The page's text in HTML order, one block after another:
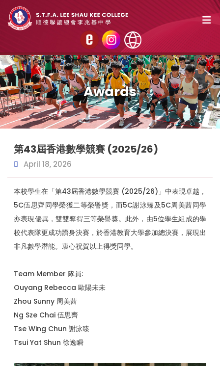
Awards
第43屆香港數學競賽 (2025/26)
April 18, 2026
本校學生在「第43屆香港數學競賽 (2025/26)」中表現卓越，
5C伍思齊同學榮獲二等榮譽獎，而5C謝泳臻及5C周美茜同學
亦表現優異，雙雙奪得三等榮譽獎。此外，由5位學生組成的學
校代表隊更成功躋身決賽，於香港教育大學參加總決賽，展現出
非凡數學潛能。衷心祝賀以上得獎同學。
Team Member 隊員:
Ouyang Rebecca 歐陽未未
Zhou Sunny 周美茜
Ng Sze Chai 伍思齊
Tse Wing Chun 謝泳臻
Tsui Yat Shun 徐逸瞬